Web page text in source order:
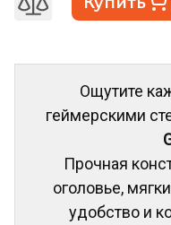
Ощутите
геймерскими
Прочная
оголовье,
удобство и